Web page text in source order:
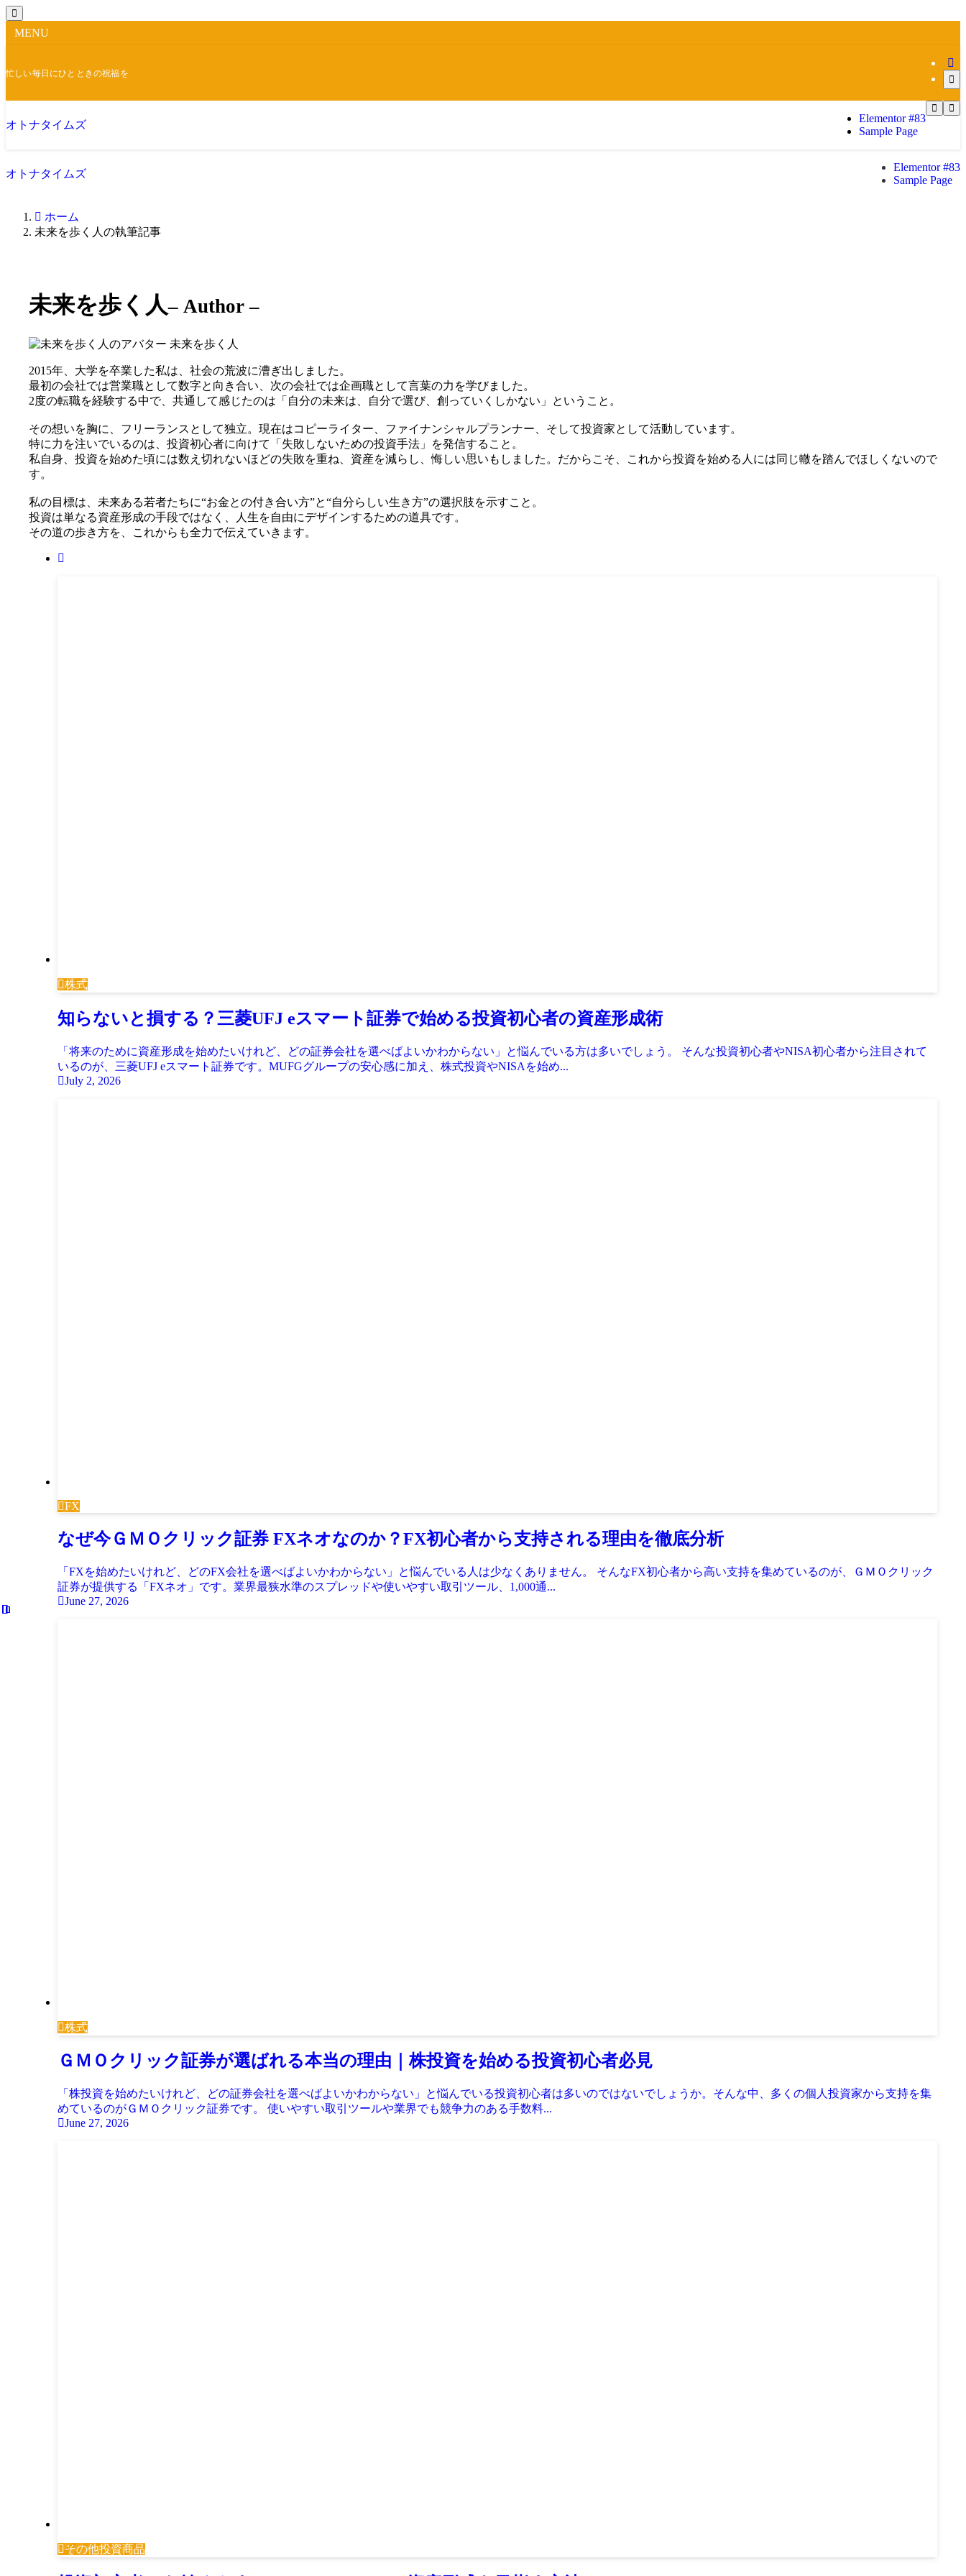
MENU
忙しい毎日にひとときの祝福を
オトナタイムズ
Elementor #83
Sample Page
オトナタイムズ
Elementor #83
Sample Page
ホーム
未来を歩く人の執筆記事
未来を歩く人– Author –
未来を歩く人
2015年、大学を卒業した私は、社会の荒波に漕ぎ出しました。
最初の会社では営業職として数字と向き合い、次の会社では企画職として言葉の力を学びました。
2度の転職を経験する中で、共通して感じたのは「自分の未来は、自分で選び、創っていくしかない」ということ。
その想いを胸に、フリーランスとして独立。現在はコピーライター、ファイナンシャルプランナー、そして投資家として活動しています。
特に力を注いでいるのは、投資初心者に向けて「失敗しないための投資手法」を発信すること。
私自身、投資を始めた頃には数え切れないほどの失敗を重ね、資産を減らし、悔しい思いもしました。だからこそ、これから投資を始める人には同じ轍を踏んでほしくないので
す。
私の目標は、未来ある若者たちに“お金との付き合い方”と“自分らしい生き方”の選択肢を示すこと。
投資は単なる資産形成の手段ではなく、人生を自由にデザインするための道具です。
その道の歩き方を、これからも全力で伝えていきます。
株式
知らないと損する？三菱UFJ eスマート証券で始める投資初心者の資産形成術
「将来のために資産形成を始めたいけれど、どの証券会社を選べばよいかわからない」と悩んでいる方は多いでしょう。 そんな投資初心者やNISA初心者から注目されて
いるのが、三菱UFJ eスマート証券です。MUFGグループの安心感に加え、株式投資やNISAを始め...
July 2, 2026
FX
なぜ今ＧＭＯクリック証券 FXネオなのか？FX初心者から支持される理由を徹底分析
「FXを始めたいけれど、どのFX会社を選べばよいかわからない」と悩んでいる人は少なくありません。 そんなFX初心者から高い支持を集めているのが、ＧＭＯクリック
証券が提供する「FXネオ」です。業界最狭水準のスプレッドや使いやすい取引ツール、1,000通...
June 27, 2026
株式
ＧＭＯクリック証券が選ばれる本当の理由｜株投資を始める投資初心者必見
「株投資を始めたいけれど、どの証券会社を選べばよいかわからない」と悩んでいる投資初心者は多いのではないでしょうか。そんな中、多くの個人投資家から支持を集
めているのがＧＭＯクリック証券です。 使いやすい取引ツールや業界でも競争力のある手数料...
June 27, 2026
その他投資商品